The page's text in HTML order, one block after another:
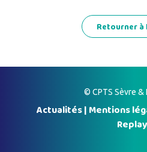
Retourner à
© CPTS Sèvre &
Actualités| Mentions